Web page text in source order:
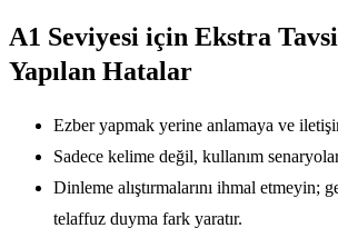
A1 Seviyesi için Ekstra
Yapılan Hatalar
Ezber yapmak yerine anlamaya ve
Sadece kelime değil, kullanım
Dinleme alıştırmalarını ihmal etmeyin;
telaffuz duyma fark yaratır.